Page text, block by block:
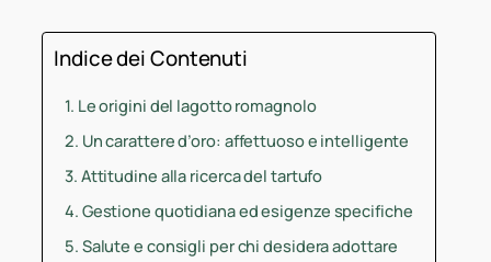
Indice dei Contenuti
Le origini del lagotto romagnolo
Un carattere d’oro: affettuoso e intelligente
Attitudine alla ricerca del tartufo
Gestione quotidiana ed esigenze specifiche
Salute e consigli per chi desidera adottare